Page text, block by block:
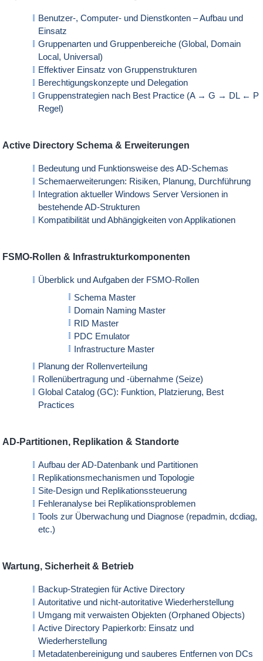
Benutzer-, Computer- und Dienstkonten – Aufbau und
Einsatz
Gruppenarten und Gruppenbereiche (Global, Domain
Local, Universal)
Effektiver Einsatz von Gruppenstrukturen
Berechtigungskonzepte und Delegation
Gruppenstrategien nach Best Practice (A → G → DL ← P
Regel)
Active Directory Schema & Erweiterungen
Bedeutung und Funktionsweise des AD-Schemas
Schemaerweiterungen: Risiken, Planung, Durchführung
Integration aktueller Windows Server Versionen in
bestehende AD-Strukturen
Kompatibilität und Abhängigkeiten von Applikationen
FSMO-Rollen & Infrastrukturkomponenten
Überblick und Aufgaben der FSMO-Rollen
Schema Master
Domain Naming Master
RID Master
PDC Emulator
Infrastructure Master
Planung der Rollenverteilung
Rollenübertragung und -übernahme (Seize)
Global Catalog (GC): Funktion, Platzierung, Best
Practices
AD-Partitionen, Replikation & Standorte
Aufbau der AD-Datenbank und Partitionen
Replikationsmechanismen und Topologie
Site-Design und Replikationssteuerung
Fehleranalyse bei Replikationsproblemen
Tools zur Überwachung und Diagnose (repadmin, dcdiag,
etc.)
Wartung, Sicherheit & Betrieb
Backup-Strategien für Active Directory
Autoritative und nicht-autoritative Wiederherstellung
Umgang mit verwaisten Objekten (Orphaned Objects)
Active Directory Papierkorb: Einsatz und
Wiederherstellung
Metadatenbereinigung und sauberes Entfernen von DCs